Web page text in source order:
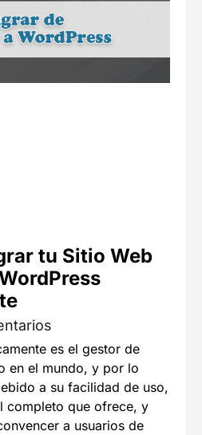
tu Sitio Web
es el gestor de
en el mundo, y por lo
a su facilidad de uso,
completo que ofrece, y
a usuarios de